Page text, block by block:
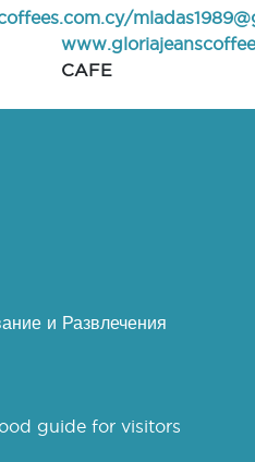
/
CAFE
и Развлечения
guide for visitors